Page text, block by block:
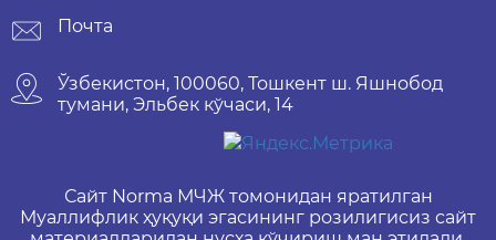
Почта
Ўзбекистон, 100060, Тошкент ш. Яшнобод
тумани, Эльбек кўчаси, 14
Сайт Norma МЧЖ томонидан яратилган
Муаллифлик ҳуқуқи эгасининг розилигисиз сайт